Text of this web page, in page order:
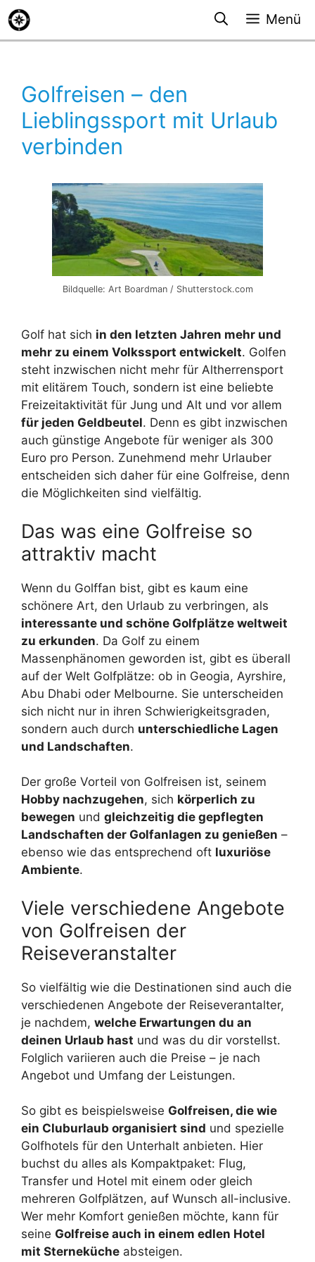
Zum
Inhalt
springen
Menü
Golfreisen – den
Lieblingssport mit Urlaub
verbinden
Bildquelle: Art Boardman / Shutterstock.com
Golf hat sich in den letzten Jahren mehr und
mehr zu einem Volkssport entwickelt. Golfen
steht inzwischen nicht mehr für Altherrensport
mit elitärem Touch, sondern ist eine beliebte
Freizeitaktivität für Jung und Alt und vor allem
für jeden Geldbeutel. Denn es gibt inzwischen
auch günstige Angebote für weniger als 300
Euro pro Person. Zunehmend mehr Urlauber
entscheiden sich daher für eine Golfreise, denn
die Möglichkeiten sind vielfältig.
Das was eine Golfreise so
attraktiv macht
Wenn du Golffan bist, gibt es kaum eine
schönere Art, den Urlaub zu verbringen, als
interessante und schöne Golfplätze weltweit
zu erkunden. Da Golf zu einem
Massenphänomen geworden ist, gibt es überall
auf der Welt Golfplätze: ob in Geogia, Ayrshire,
Abu Dhabi oder Melbourne. Sie unterscheiden
sich nicht nur in ihren Schwierigkeitsgraden,
sondern auch durch unterschiedliche Lagen
und Landschaften.
Der große Vorteil von Golfreisen ist, seinem
Hobby nachzugehen, sich körperlich zu
bewegen und gleichzeitig die gepflegten
Landschaften der Golfanlagen zu genießen –
ebenso wie das entsprechend oft luxuriöse
Ambiente.
Viele verschiedene Angebote
von Golfreisen der
Reiseveranstalter
So vielfältig wie die Destinationen sind auch die
verschiedenen Angebote der Reiseverantalter,
je nachdem, welche Erwartungen du an
deinen Urlaub hast und was du dir vorstellst.
Folglich variieren auch die Preise – je nach
Angebot und Umfang der Leistungen.
So gibt es beispielsweise Golfreisen, die wie
ein Cluburlaub organisiert sind und spezielle
Golfhotels für den Unterhalt anbieten. Hier
buchst du alles als Kompaktpaket: Flug,
Transfer und Hotel mit einem oder gleich
mehreren Golfplätzen, auf Wunsch all-inclusive.
Wer mehr Komfort genießen möchte, kann für
seine Golfreise auch in einem edlen Hotel
mit Sterneküche absteigen.